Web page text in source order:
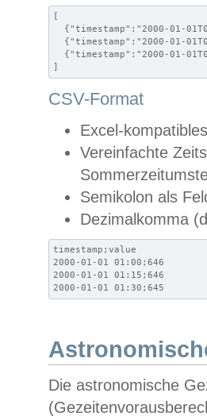
[
{"timestamp":"2000-01-
{"timestamp":"2000-01-
{"timestamp":"2000-01-
]
CSV-Format
Excel-
Vereinfachte
Semikolon als
Dezimalkomma
timestamp;value
2000-01-01 01:00;646
2000-01-01 01:15;646
2000-01-01 01:30;645
Die astronomische